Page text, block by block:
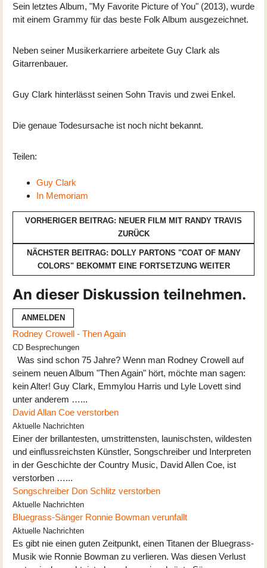
Sein letztes Album, "My Favorite Picture of You" (2013), wurde
mit einem Grammy für das beste Folk Album ausgezeichnet.
Neben seiner Musikerkarriere arbeitete Guy Clark als
Gitarrenbauer.
Guy Clark hinterlässt seinen Sohn Travis und zwei Enkel.
Die genaue Todesursache ist noch nicht bekannt.
Teilen:
Guy Clark
In Memoriam
VORHERIGER BEITRAG: NEUER FILM MIT RANDY TRAVIS
ZURÜCK
NÄCHSTER BEITRAG: DOLLY PARTONS "COAT OF MANY
COLORS" BEKOMMT EINE FORTSETZUNG WEITER
An dieser Diskussion teilnehmen.
ANMELDEN
Rodney Crowell - Then Again
CD Besprechungen
Was sind schon 75 Jahre? Wenn man Rodney Crowell auf
seinem neuen Album "Then Again" hört, möchte man sagen:
kein Alter! Guy Clark, Emmylou Harris und Lyle Lovett sind
unter anderem …...
David Allan Coe verstorben
Aktuelle Nachrichten
Einer der brillantesten, umstrittensten, launischsten, wildesten
und einflussreichsten Künstler, Songschreiber und Interpreten
in der Geschichte der Country Music, David Allen Coe, ist
verstorben …...
Songschreiber Don Schlitz verstorben
Aktuelle Nachrichten
Bluegrass-Sänger Ronnie Bowman verunfallt
Aktuelle Nachrichten
Es gibt nie einen guten Zeitpunkt, einen Titanen der Bluegrass-
Musik wie Ronnie Bowman zu verlieren. Was diesen Verlust